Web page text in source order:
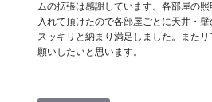
ムの拡張は感謝しています。各部屋の
入れて頂けたので各部屋ごとに天井・
スッキリと納まり満足しました。また
願いしたいと思います。